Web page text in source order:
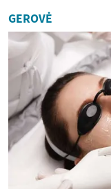
GEROVĖ